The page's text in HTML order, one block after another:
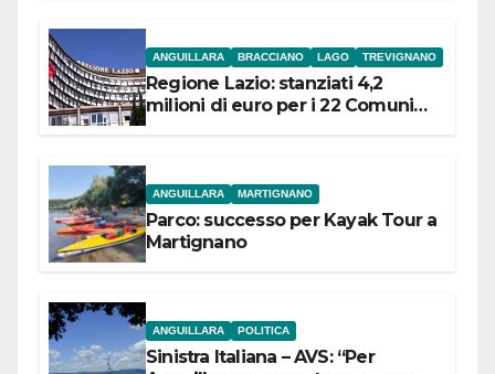
ANGUILLARA BRACCIANO LAGO TREVIGNANO
Regione Lazio: stanziati 4,2
milioni di euro per i 22 Comuni
ANGUILLARA MARTIGNANO
Parco: successo per Kayak Tour a
Martignano
ANGUILLARA POLITICA
Sinistra Italiana – AVS: “Per